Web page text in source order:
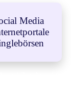
Media